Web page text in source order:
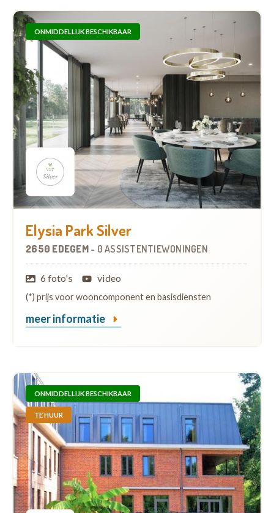
ONMIDDELLIJK BESCHIKBAAR
Elysia Park Silver
2650 EDEGEM - 0 ASSISTENTIEWONINGEN
6 foto's video
(*) prijs voor wooncomponent en basisdiensten
meer informatie
ONMIDDELLIJK BESCHIKBAAR
TE HUUR